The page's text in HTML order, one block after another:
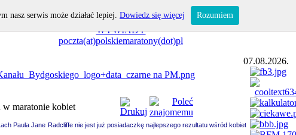
OPOWIEDZ I TY!
WYWIADY
poczta(at)polskiemaratony(dot)pl
07.08.2026.
maratonie kobiet
Paula Jane Radcliffe nie jest już posiadaczkę najlepszego rezultatu wśród kobiet
nasz serwis może działać lepiej. Dowiedz się więcej Rozumiem